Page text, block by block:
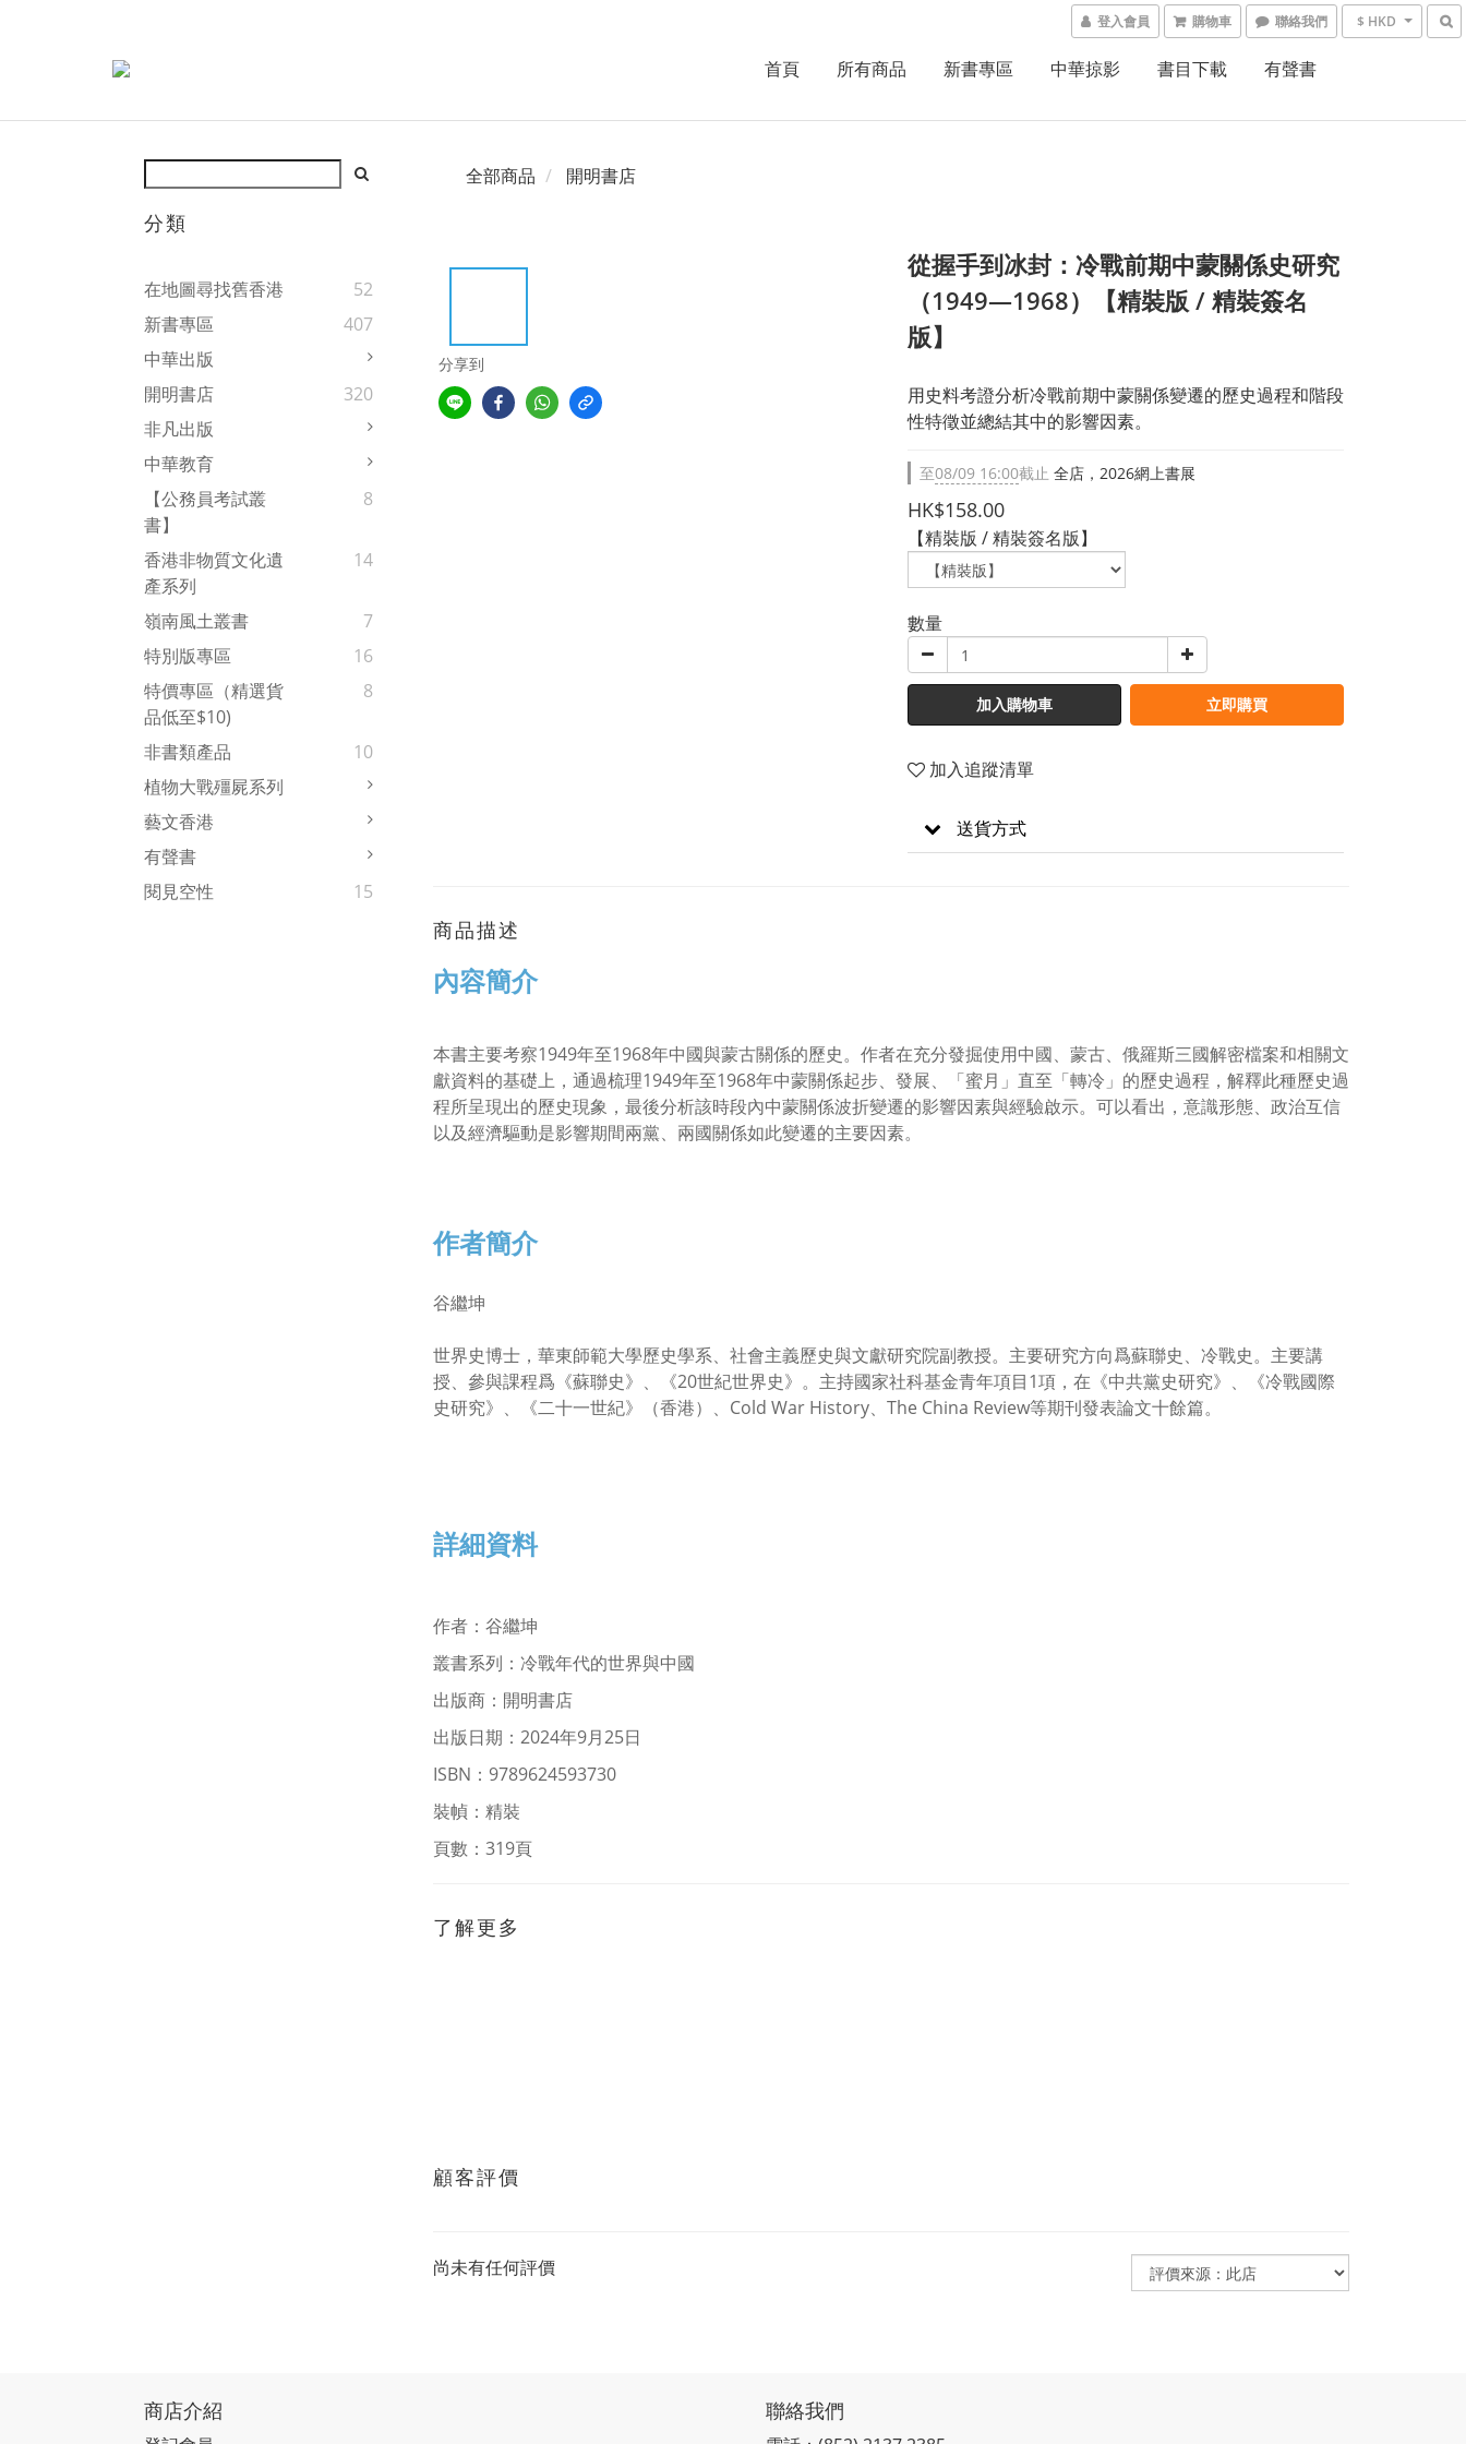
登入會員 購物車 聯絡我們 $ HKD
首頁 所有商品 新書專區 中華掠影 書目下載 有聲書
分類
在地圖尋找舊香港
52
新書專區
407
中華出版
開明書店
320
非凡出版
中華教育
【公務員考試叢
書】
8
香港非物質文化遺
產系列
14
嶺南風土叢書
7
特別版專區
16
特價專區（精選貨
品低至$10)
8
非書類產品
10
植物大戰殭屍系列
藝文香港
有聲書
閱見空性
15
全部商品 開明書店
分享到
從握手到冰封：冷戰前期中蒙關係史研究
（1949—1968）【精裝版 / 精裝簽名
版】
用史料考證分析冷戰前期中蒙關係變遷的歷史過程和階段
性特徵並總結其中的影響因素。
至08/09 16:00截止 全店，2026網上書展
HK$158.00
【精裝版 / 精裝簽名版】
數量
加入購物車 立即購買
加入追蹤清單
送貨方式
商品描述
內容簡介
本書主要考察1949年至1968年中國與蒙古關係的歷史。作者在充分發掘使用中國、蒙古、俄羅斯三國解密檔案和相關文
獻資料的基礎上，通過梳理1949年至1968年中蒙關係起步、發展、「蜜月」直至「轉冷」的歷史過程，解釋此種歷史過
程所呈現出的歷史現象，最後分析該時段內中蒙關係波折變遷的影響因素與經驗啟示。可以看出，意識形態、政治互信
以及經濟驅動是影響期間兩黨、兩國關係如此變遷的主要因素。
作者簡介
谷繼坤
世界史博士，華東師範大學歷史學系、社會主義歷史與文獻研究院副教授。主要研究方向爲蘇聯史、冷戰史。主要講
授、參與課程爲《蘇聯史》、《20世紀世界史》。主持國家社科基金青年項目1項，在《中共黨史研究》、《冷戰國際
史研究》、《二十一世紀》（香港）、Cold War History、The China Review等期刊發表論文十餘篇。
詳細資料
作者 ： 谷繼坤
叢書系列：冷戰年代的世界與中國
出版商：開明書店
出版日期：2024年9月25日
ISBN：9789624593730
裝幀：精裝
頁數：319頁
了解更多
顧客評價
尚未有任何評價
商店介紹 聯絡我們